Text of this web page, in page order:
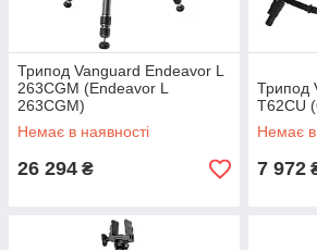
Трипод Vanguard Endeavor L
263CGM (Endeavor L
263CGM)
Немає в наявності
26 294 ₴
Трипод
T62CU
Немає в
7 972